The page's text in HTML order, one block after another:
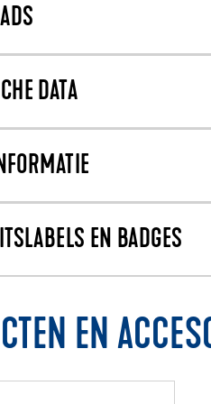
DATA
EN BADGES
EN